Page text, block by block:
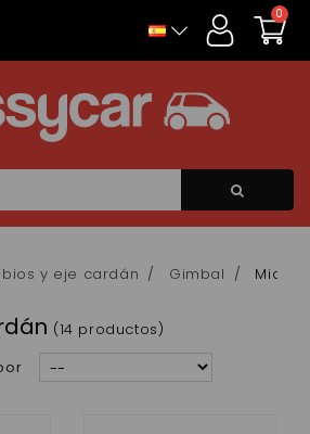
0
y eje cardán Gimbal
(14 productos)